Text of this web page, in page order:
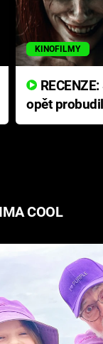
KINOFILMY
opět
přichází s
COOL